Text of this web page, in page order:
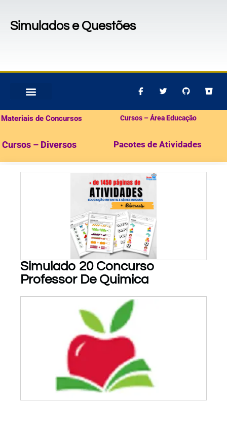
Simulados e Questões
Materiais de Concursos Cursos – Área Educação
Cursos – Diversos Pacotes de Atividades
PARA BAIXAR!
Simulado 20 Concurso
Professor De Quimica